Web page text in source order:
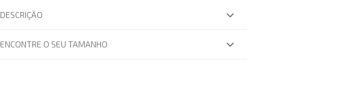
DESCRIÇÃO
ENCONTRE O SEU TAMANHO